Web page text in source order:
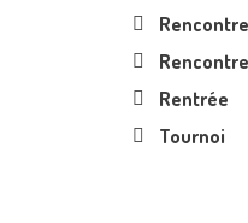
Rentrée
Tournoi